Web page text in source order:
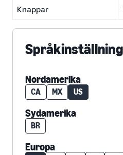
Knappar
Nordamerika
CA MX US
Sydamerika
BR
Europa